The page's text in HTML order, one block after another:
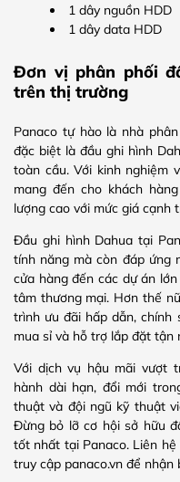
1 dây nguồn HDD
1 dây data HDD
Đơn vị phân phối
trên thị trường
Panaco tự hào là nhà
đặc biệt là đầu ghi hình
toàn cầu. Với kinh nghiệm
mang đến cho khách
lượng cao với mức giá
Đầu ghi hình Dahua tại
tính năng mà còn đáp ứng
cửa hàng đến các dự án
tâm thương mại. Hơn thế
trình ưu đãi hấp dẫn, chính
mua sỉ và hỗ trợ lắp đặt tận
Với dịch vụ hậu mãi vượt
hành dài hạn, đổi mới
thuật và đội ngũ kỹ thuật
Đừng bỏ lỡ cơ hội sở hữu
tốt nhất tại Panaco. Liên
truy cập panaco.vn để